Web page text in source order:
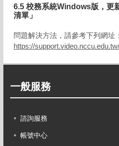
6.5 校務系統Windows版，更
清單」
問題解決方法，請參考下列網址：
https://
一般服務
諮詢服務
帳號中心